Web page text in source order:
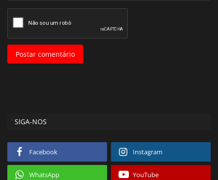
Postar comentário
SIGA-NOS
Facebook Instagram
WhatsApp YouTube